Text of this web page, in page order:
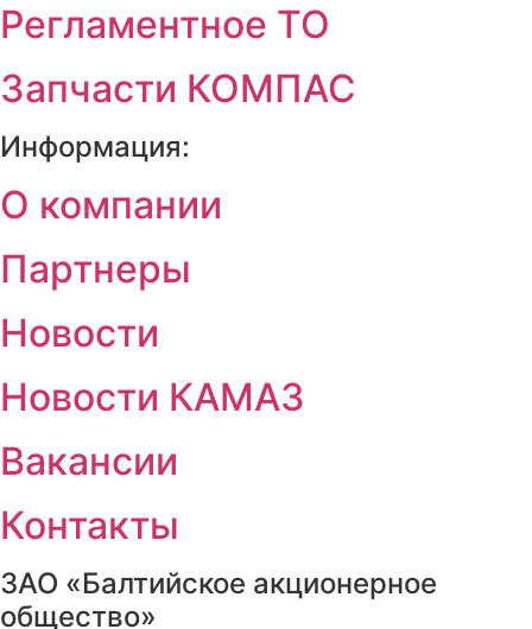
Регламентное ТО
Запчасти КОМПАС
Информация:
О компании
Партнеры
Новости
Новости КАМАЗ
Вакансии
Контакты
ЗАО «Балтийское акционерное
общество»